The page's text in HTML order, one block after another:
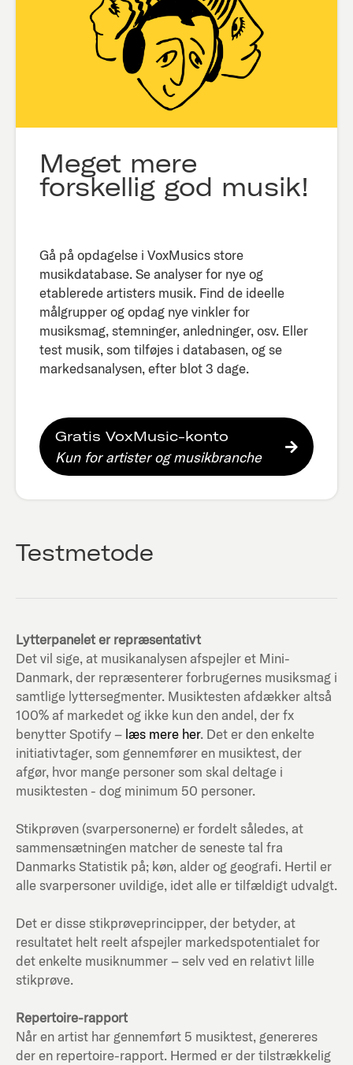
Meget mere
forskellig god musik!
Gå på opdagelse i VoxMusics store
musikdatabase. Se analyser for nye og
etablerede artisters musik. Find de ideelle
målgrupper og opdag nye vinkler for
musiksmag, stemninger, anledninger, osv. Eller
test musik, som tilføjes i databasen, og se
markedsanalysen, efter blot 3 dage.​
Gratis VoxMusic-konto
Kun for artister og musikbranche
Testmetode
Lytterpanelet er repræsentativt
Det vil sige, at musikanalysen afspejler et Mini-
Danmark, der repræsenterer forbrugernes musiksmag i
samtlige lyttersegmenter. Musiktesten afdækker altså
100% af markedet og ikke kun den andel, der fx
benytter Spotify – læs mere her. Det er den enkelte
initiativtager, som gennemfører en musiktest, der
afgør, hvor mange personer som skal deltage i
musiktesten - dog minimum 50 personer.
Stikprøven (svarpersonerne) er fordelt således, at
sammensætningen matcher de seneste tal fra
Danmarks Statistik på; køn, alder og geografi. Hertil er
alle svarpersoner uvildige, idet alle er tilfældigt udvalgt.
Det er disse stikprøveprincipper, der betyder, at
resultatet helt reelt afspejler markedspotentialet for
det enkelte musiknummer – selv ved en relativt lille
stikprøve.
Repertoire-rapport
Når en artist har gennemført 5 musiktest, genereres
der en repertoire-rapport. Hermed er der tilstrækkelig